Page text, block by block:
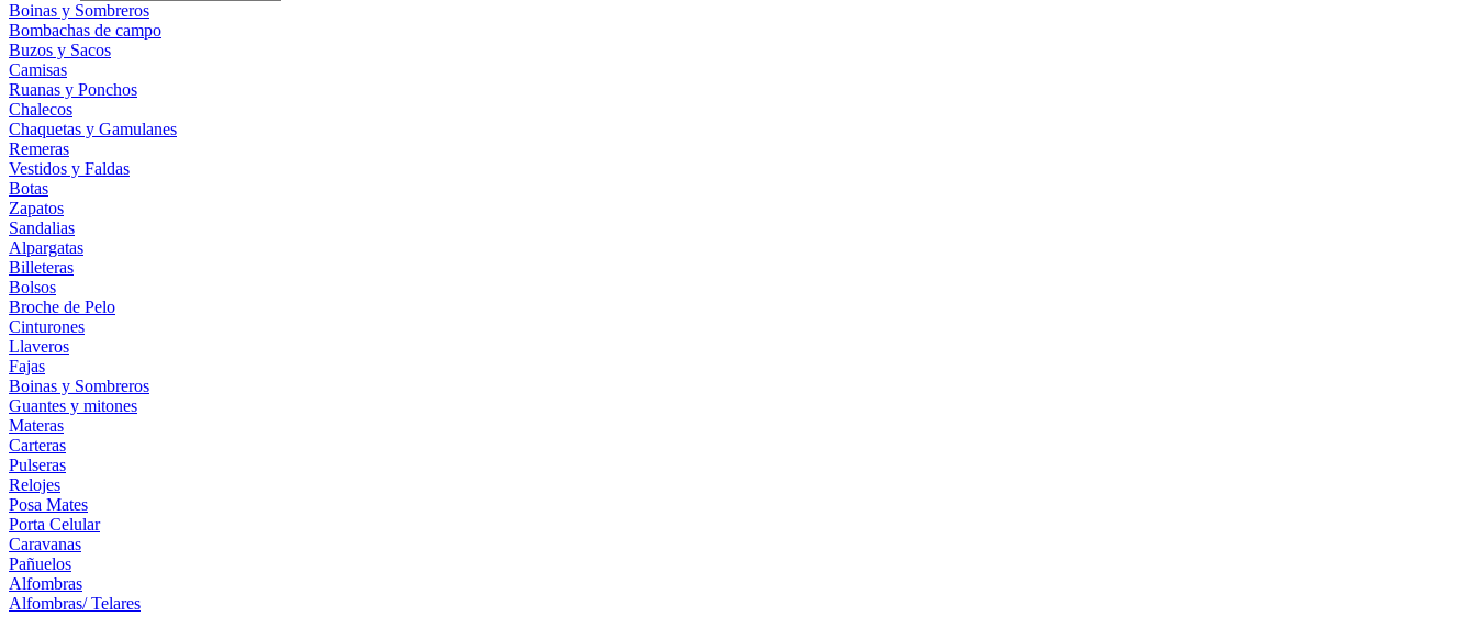
Boinas y Sombreros
Bombachas de campo
Buzos y Sacos
Camisas
Ruanas y Ponchos
Chalecos
Chaquetas y Gamulanes
Remeras
Vestidos y Faldas
Botas
Zapatos
Sandalias
Alpargatas
Billeteras
Bolsos
Broche de Pelo
Cinturones
Llaveros
Fajas
Boinas y Sombreros
Guantes y mitones
Materas
Carteras
Pulseras
Relojes
Posa Mates
Porta Celular
Caravanas
Pañuelos
Alfombras
Alfombras/ Telares